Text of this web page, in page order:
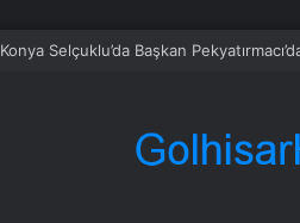
Konya Selçuklu’da Başkan